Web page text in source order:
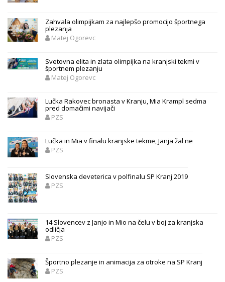
Zahvala olimpijkam za najlepšo promocijo športnega
plezanja
Matej Ogorevc
Svetovna elita in zlata olimpijka na kranjski tekmi v
športnem plezanju
Matej Ogorevc
Lučka Rakovec bronasta v Kranju, Mia Krampl sedma
pred domačimi navijači
PZS
Lučka in Mia v finalu kranjske tekme, Janja žal ne
PZS
Slovenska deveterica v polfinalu SP Kranj 2019
PZS
14 Slovencev z Janjo in Mio na čelu v boj za kranjska
odličja
PZS
Športno plezanje in animacija za otroke na SP Kranj
PZS